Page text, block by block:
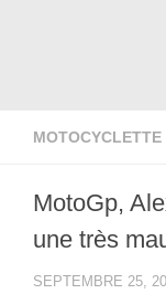
MOTOCYCLETTE
MotoGp,
une très
SEPTEMBRE 25,